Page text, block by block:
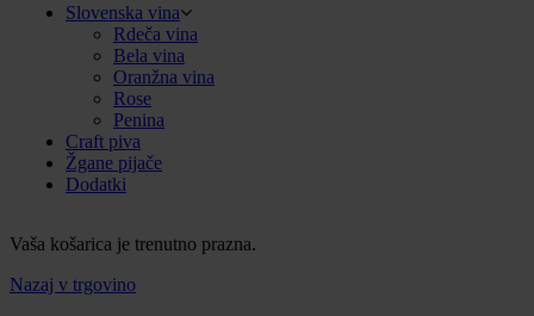
Slovenska vina
Rdeča vina
Bela vina
Oranžna vina
Rose
Penina
Craft piva
Žgane pijače
Dodatki
Vaša košarica je trenutno prazna.
Nazaj v trgovino